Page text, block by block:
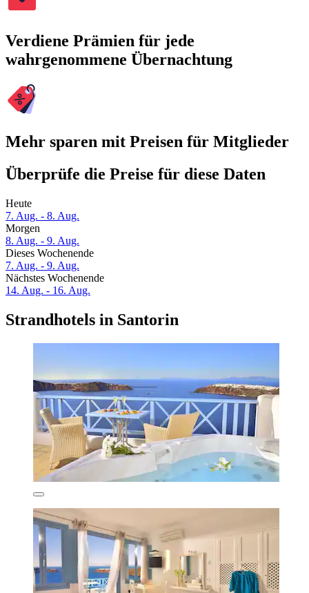
Verdiene Prämien für jede
wahrgenommene Übernachtung
Mehr sparen mit Preisen für Mitglieder
Überprüfe die Preise für diese Daten
Heute
7. Aug. - 8. Aug.
Morgen
8. Aug. - 9. Aug.
Dieses Wochenende
7. Aug. - 9. Aug.
Nächstes Wochenende
14. Aug. - 16. Aug.
Strandhotels in Santorin